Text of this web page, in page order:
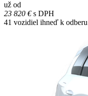
už od
23 820 €s DPH
41 vozidiel ihneď k odberu